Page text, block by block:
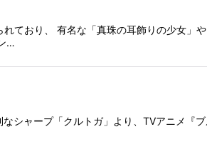
ており、 有名な「真珠の耳飾りの少女」
…
シャープ「クルトガ」より、TVアニメ『